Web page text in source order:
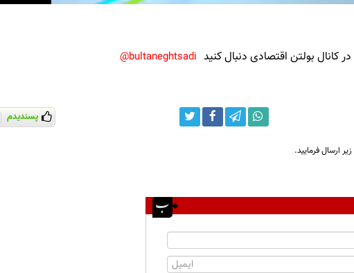
کانال بولتن اقتصادی دنبال کنید bultaneghtsadi@
پسندیدم
ارسال فرمایید.